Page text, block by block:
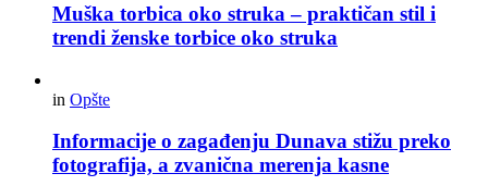
Muška torbica oko struka – praktičan stil i
trendi ženske torbice oko struka
in Opšte
Informacije o zagađenju Dunava stižu preko
fotografija, a zvanična merenja kasne